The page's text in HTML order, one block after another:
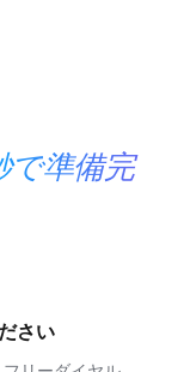
で準備完
さい